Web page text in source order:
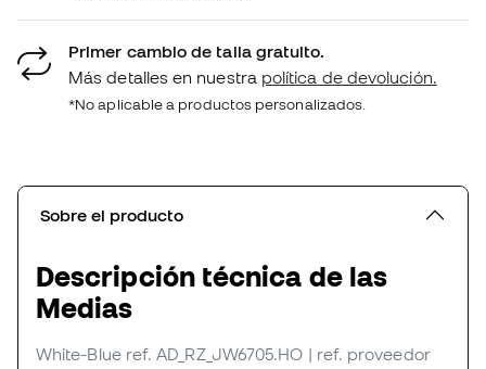
Primer cambio de talla gratuito.
Más detalles en nuestra política de devolución.
*No aplicable a productos personalizados.
Sobre el producto
Descripción técnica de las
Medias
White-Blue ref. AD_RZ_JW6705.HO | ref. proveedor